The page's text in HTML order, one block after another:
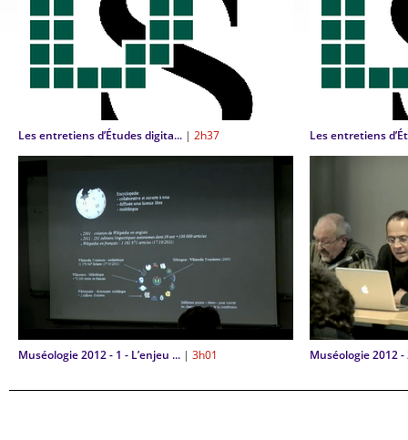
Les entretiens d’Études digita... 2h37 Les entretiens
Muséologie 2012 - 1 - L’enjeu ... 3h01 Muséologie 2012 -